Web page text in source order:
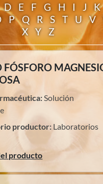
D E F G H I J K
P Q R S T U V
X
Y Z
FÓSFORO
Solución
productor: Laboratorios
producto